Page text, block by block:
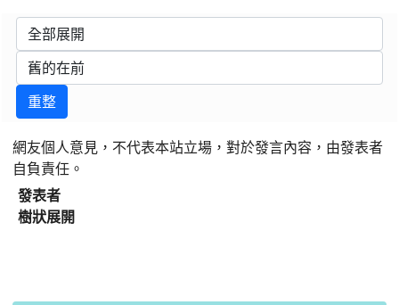
重整
網友個人意見，不代表本站立場，對於發言內容，由發表者
自負責任。
發表者
樹狀展開